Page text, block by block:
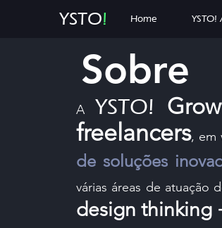
YSTO! Home YSTO!
Sobre
A YSTO!
freelancers, em
de soluções
várias áreas de atuação
design thinking